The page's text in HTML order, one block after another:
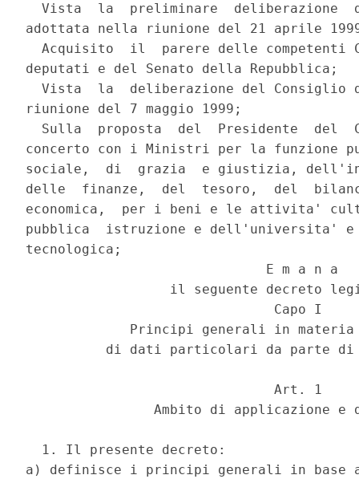
Vista  la  preliminare  deliberazione
adottata nella riunione del 21 aprile
Acquisito  il  parere delle competenti
deputati e del Senato della Repubblica;
Vista  la  deliberazione del Consiglio
riunione del 7 maggio 1999;
Sulla  proposta  del  Presidente  del
concerto con i Ministri per la funzione
sociale,  di  grazia  e giustizia,
delle  finanze,  del  tesoro,  del
economica,  per i beni e le attivita'
pubblica  istruzione e dell'universita'
tecnologica;
                              E m a n a
il seguente decreto
                               Capo I
Principi generali in materia
di dati particolari da parte
                               Art. 1
Ambito di applicazione e
  1. Il presente decreto:
a) definisce i principi generali in